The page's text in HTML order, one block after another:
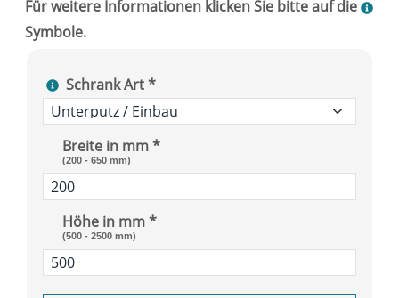
Schrank Art *
Breite in mm *
(200 - 650 mm)
Höhe in mm *
(500 - 2500 mm)